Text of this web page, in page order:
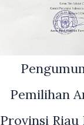
Pemilihan
Provinsi Riau